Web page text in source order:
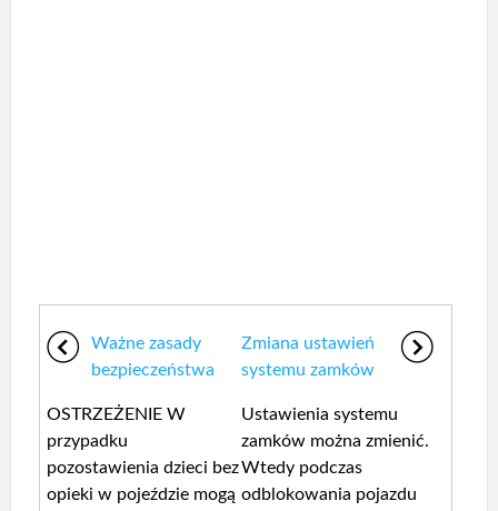
Ważne zasady
bezpieczeństwa
OSTRZEŻENIE W
przypadku
pozostawienia dzieci bez
opieki w pojeździe mogą
Zmiana ustawień
systemu zamków
Ustawienia systemu
zamków można zmienić.
Wtedy podczas
odblokowania pojazdu